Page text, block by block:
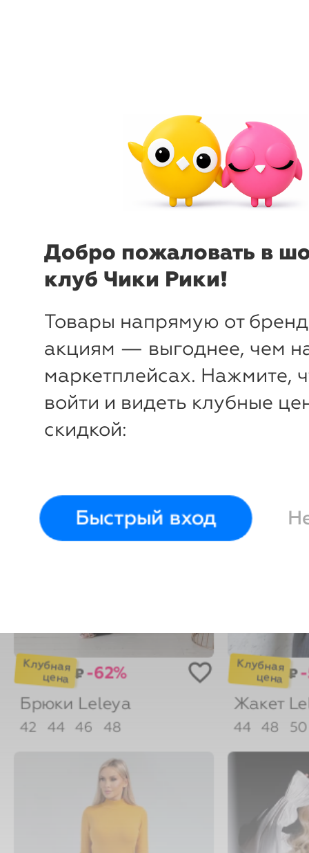
Добро пожаловать в
клуб Чики Рики!
Товары напрямую от
акциям — выгоднее, чем
маркетплейсах. Нажмите,
войти и видеть клубные
скидкой:
Быстрый вход
₽-63%
РубашкаLeleya
46 48
₽
44 46 48
₽-62%
Брюки Leleya
42 44 46 48
₽
Жакет
44 48